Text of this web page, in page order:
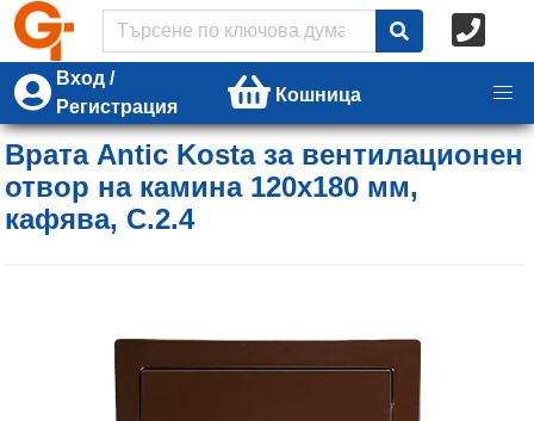
Вход /
Регистрация
Кошница
Врата Antic Kosta за вентилационен
отвор на камина 120x180 мм,
кафява, C.2.4